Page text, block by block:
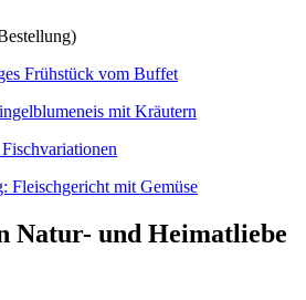
Natur- und Heimatliebe